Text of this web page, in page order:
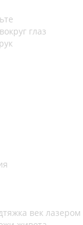
глаз
век лазером